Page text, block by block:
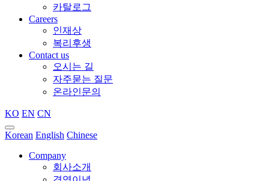
카탈로그
Careers
인재상
복리후생
Contact us
오시는 길
자주묻는 질문
온라인문의
KO EN CN
Korean English Chinese
Company
회사소개